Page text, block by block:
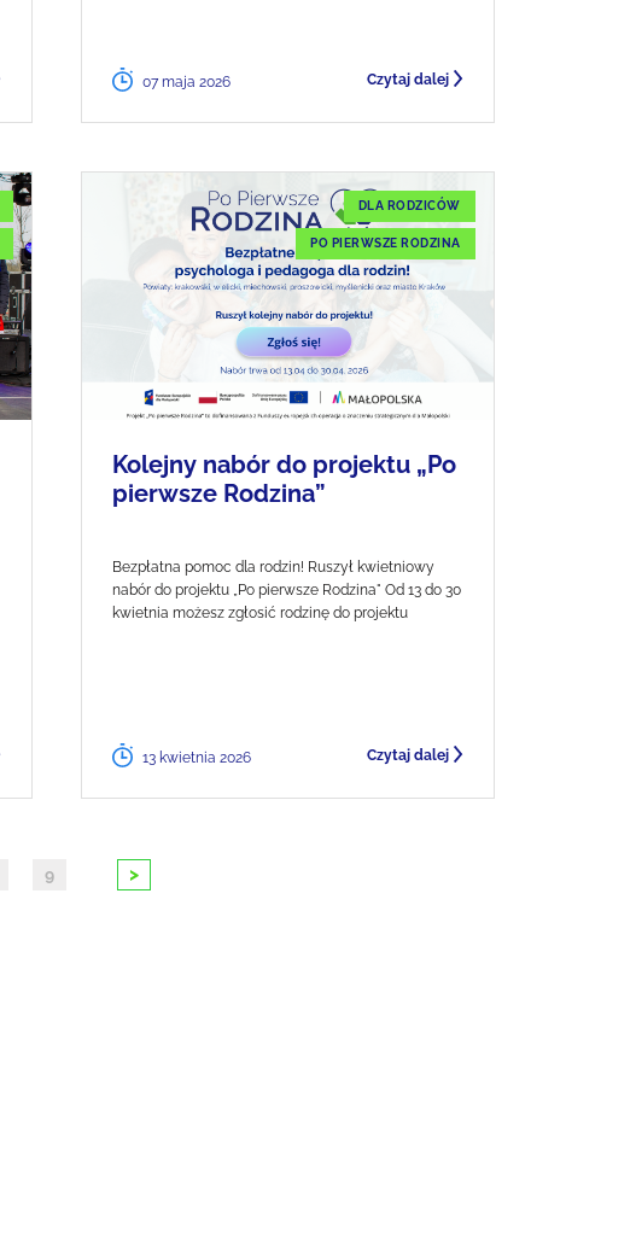
07 maja 2026 Czytaj dalej
DLA RODZICÓW
PO PIERWSZE RODZINA
Kolejny nabór do projektu „Po
pierwsze Rodzina”
Bezpłatna pomoc dla rodzin! Ruszył kwietniowy
nabór do projektu „Po pierwsze Rodzina" Od 13 do 30
kwietnia możesz zgłosić rodzinę do projektu
13 kwietnia 2026 Czytaj dalej
9 >